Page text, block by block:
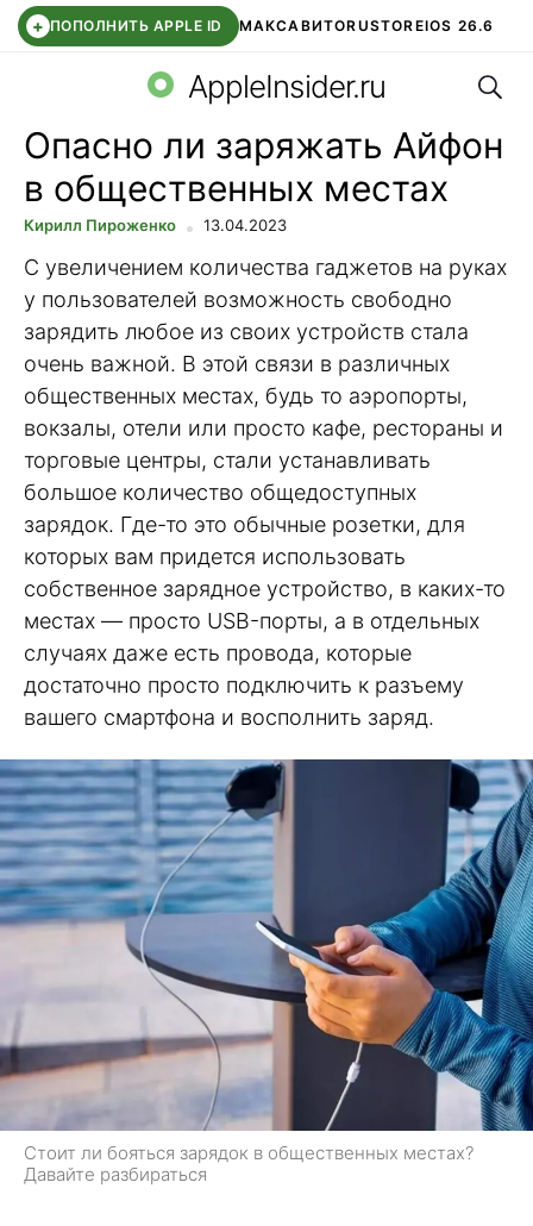
+ ПОПОЛНИТЬ APPLE ID МАКСАВИТОRUSTOREIOS 26.6
СБЕР КИДС ВТБ ОНЛАЙН ЧАТ В ROBLOX
AppleInsider.ru
Опасно ли заряжать Айфон
в общественных местах
Кирилл Пироженко 13.04.2023
С увеличением количества гаджетов на руках
у пользователей возможность свободно
зарядить любое из своих устройств стала
очень важной. В этой связи в различных
общественных местах, будь то аэропорты,
вокзалы, отели или просто кафе, рестораны и
торговые центры, стали устанавливать
большое количество общедоступных
зарядок. Где-то это обычные розетки, для
которых вам придется использовать
собственное зарядное устройство, в каких-то
местах — просто USB-порты, а в отдельных
случаях даже есть провода, которые
достаточно просто подключить к разъему
вашего смартфона и восполнить заряд.
Стоит ли бояться зарядок в общественных местах?
Давайте разбираться